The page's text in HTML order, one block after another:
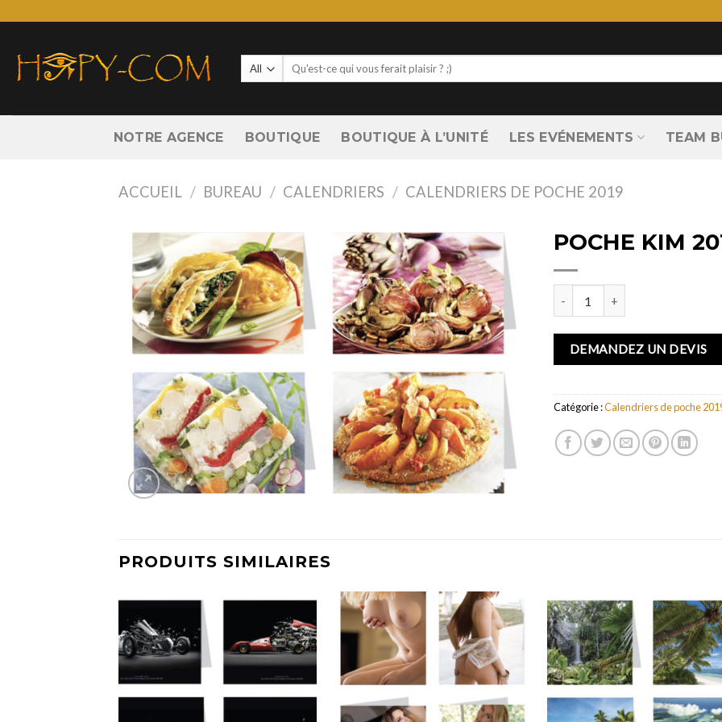
Recherche
pour :
NOTRE AGENCE BOUTIQUE BOUTIQUE À L’UNITÉ LES EVÉNEMENTS TEAM
ACCUEIL / BUREAU / CALENDRIERS / CALENDRIERS DE POCHE 2019
POCHE KIM
DEMANDEZ UN DEVIS
Catégorie :Calendriers de poche
PRODUITS SIMILAIRES